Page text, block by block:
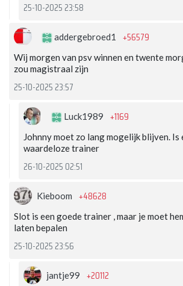
25-10-2025 23:58
addergebroed1 +56579
Wij morgen van psv winnen en twente
zou magistraal zijn
25-10-2025 23:57
Luck1989 +1169
Johnny moet zo lang mogelijk blijven. Is
waardeloze trainer
26-10-2025 02:51
Kieboom +48628
Slot is een goede trainer , maar je moet
laten bepalen
25-10-2025 23:56
jantje99 +20112